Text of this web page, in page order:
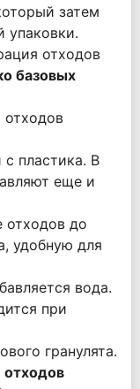
затем
упаковки.
отходов
базовых
пластика. В
еще и
до
удобную для
вода.
при
гранулята.
отходов